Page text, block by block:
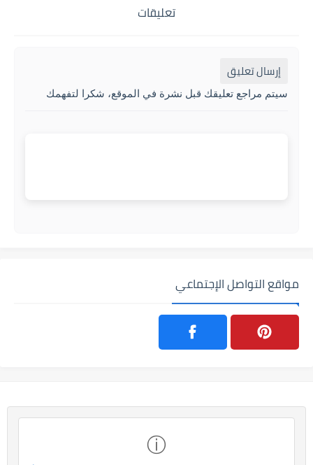
تعليقات
إرسال تعليق
سيتم مراجع تعليقك قبل نشرة في الموقع، شكرا لتفهمك
مواقع التواصل الإجتماعي
ⓘ